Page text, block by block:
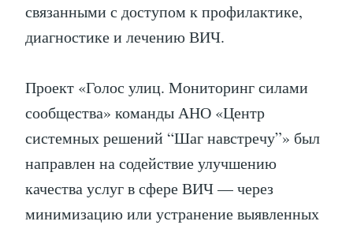
связанными с доступом к профилактике,
диагностике и лечению ВИЧ.
Проект «Голос улиц. Мониторинг силами
сообщества» команды АНО «Центр
системных решений “Шаг навстречу”» был
направлен на содействие улучшению
качества услуг в сфере ВИЧ — через
минимизацию или устранение выявленных